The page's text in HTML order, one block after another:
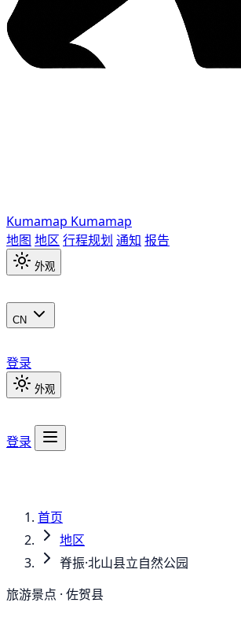
Kumamap Kumamap
地图 地区 行程规划 通知 报告
外观
CN
登录
外观
登录
首页
地区
脊振·北山县立自然公园
旅游景点 · 佐贺县